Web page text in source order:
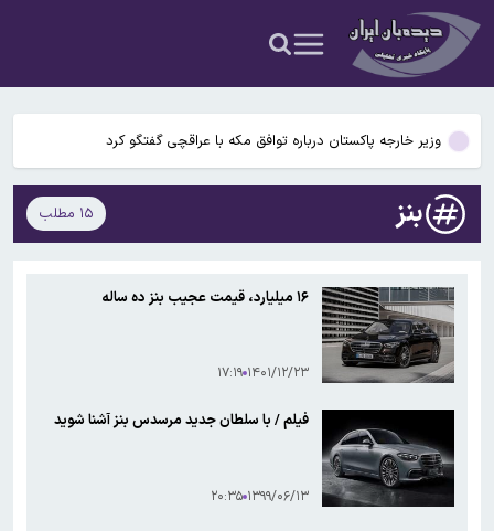
ثبت‌نام مسکن استیجاری تهران از شهریورماه آغاز می‌شود
برآورد خسارت‌های جنگ انجام و به دولت اعلام شده است
وزیر خارجه پاکستان درباره توافق مکه با عراقچی گفتگو کرد
اسامی محرومان هفته اول لیگ برتر اعلام شد
اسامی محرومان هفته اول لیگ برتر اعلام شد
ثبت‌نام مسکن استیجاری تهران از شهریورماه آغاز می‌شود
برآورد خسارت‌های جنگ انجام و به دولت اعلام شده است
بنز ۱۵ مطلب
۱۶ میلیارد، قیمت عجیب بنز ده ساله
۱۴۰۱/۱۲/۲۳ ۱۷:۱۹
فیلم / با سلطان جدید مرسدس بنز آشنا شوید
۱۳۹۹/۰۶/۱۳ ۲۰:۳۵